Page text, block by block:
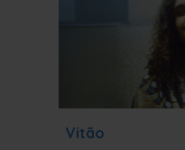
Vitão